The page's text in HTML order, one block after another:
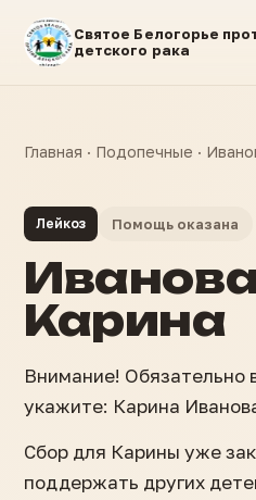
Святое Белогорье
детского рака
Главная · Подопечные ·
Лейкоз Помощь оказана
Карина
Внимание! Обязательно
укажите: Карина
Сбор для Карины уже
поддержать других